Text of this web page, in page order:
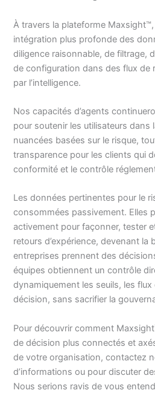
À travers la plateforme
intégration plus profonde des
diligence raisonnable, de filtrage,
de configuration dans des flux de
par l’intelligence.
Nos capacités d’agents
pour soutenir les utilisateurs dans
nuancées basées sur le risque,
transparence pour les clients qui
conformité et le contrôle
Les données pertinentes pour le
consommées passivement. Elles
activement pour façonner, tester
retours d’expérience, devenant la
entreprises prennent des
équipes obtiennent un contrôle
dynamiquement les seuils, les
décision, sans sacrifier la
Pour découvrir comment
de décision plus connectés et
de votre organisation, contactez
d’informations ou pour discuter
Nous serions ravis de vous